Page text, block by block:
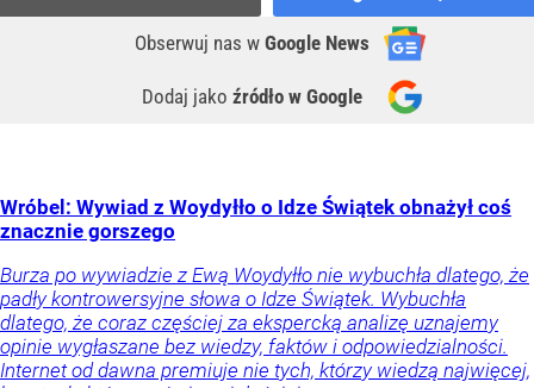
Obserwuj nas w Google News
Dodaj jako źródło w Google
Wróbel: Wywiad z Woydyłło o Idze Świątek obnażył coś
znacznie gorszego
Burza po wywiadzie z Ewą Woydyłło nie wybuchła dlatego, że
padły kontrowersyjne słowa o Idze Świątek. Wybuchła
dlatego, że coraz częściej za ekspercką analizę uznajemy
opinie wygłaszane bez wiedzy, faktów i odpowiedzialności.
Internet od dawna premiuje nie tych, którzy wiedzą najwięcej,